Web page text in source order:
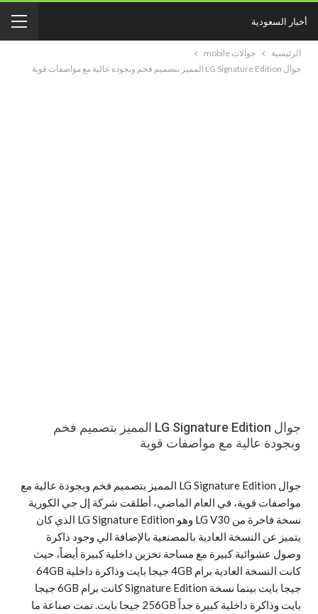
أخبار السعودية
الرئيسية
جوالات mobile
جوال LG Signature Edition المميز بتصميم فخم وبجودة عالية مع مواصفات قوية
جوال LG Signature Edition المميز بتصميم فخم
وبجودة عالية مع مواصفات قوية
جوال LG Signature Edition المميز بتصميم فخم وبجودة عالية مع
مواصفات قوية، في العام الماضي، أطلقت شركة إل جي الكورية
نسخة فاخرة من LG V30 وهو LG Signature Edition الذي كان
يتميز عن النسخة العادية بالمصنعية بالإضافة الي وجود ذاكرة
وصول عشوائية كبيرة مع مساحة تخزين داخلية كبيرة أيضاً، حيث
كانت النسخة العادية برام 4GB جيجا بايت وذاكرة داخلية 64GB
جيجا بايت بينما نسخة Signature Edition كانت برام 6GB جيجا
بايت وذاكرة داخلية كبيرة جداً 256GB جيجا بايت. تمت صناعة ما